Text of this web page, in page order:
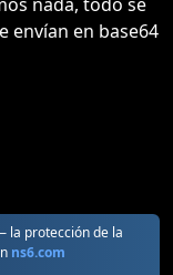
envían en base64
la protección de la
ns6.com